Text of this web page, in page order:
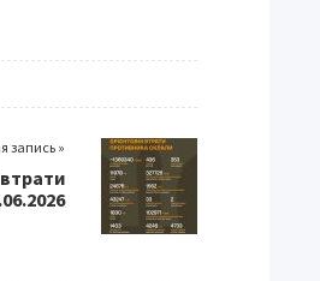
запись »